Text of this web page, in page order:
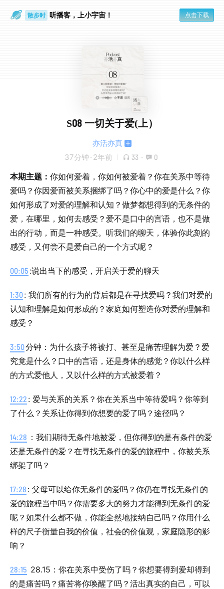
散步时 听播客，上小宇宙！ 点击下载
S08 一切关于爱(上）
亦活亦真
37分钟 · 2年前 33 · 0
本期主题： 你如何爱着，你如何被爱着？你在关系中等待
爱吗？你因爱而被关系捆绑了吗？你心中的爱是什么？你
如何形成了对爱的理解和认知？做梦都想得到的无条件的
爱，在哪里，如何去感受？爱不是口中的言语，也不是做
出的行动，而是一种感受。听我们的聊天，体验你此刻的
感受，又何尝不是爱自己的一个方式呢？
00:05 :说出当下的感受，开启关于爱的聊天
1:30: 我们所有的行为的背后都是在寻找爱吗？我们对爱的
认知和理解是如何形成的？家庭如何塑造你对爱的理解和
感受？
3:50分钟：为什么孩子将被打、甚至是痛苦理解为爱？爱
究竟是什么？口中的言语，还是身体的感觉？你以什么样
的方式爱他人，又以什么样的方式被爱着？
12:22 : 爱与关系的关系？你在关系当中等待爱吗？你等到
了什么？关系让你得到你想要的爱了吗？途径吗？
14:28 ：我们期待无条件地被爱，但你得到的是有条件的爱
还是无条件的爱？在寻找无条件的爱的旅程中，你被关系
绑架了吗？
17:28 : 父母可以给你无条件的爱吗？你仍在寻找无条件的
爱的旅程当中吗？你需要多大的努力才能得到无条件的爱
呢？如果什么都不做，你能全然地接纳自己吗？你用什么
样的尺子衡量自我的价值，社会的价值观，家庭隐形的影
响？
28:15 28.15：你在关系中受伤了吗？你想要得到爱却得到
的是痛苦吗？痛苦将你唤醒了吗？活出真实的自己，可以